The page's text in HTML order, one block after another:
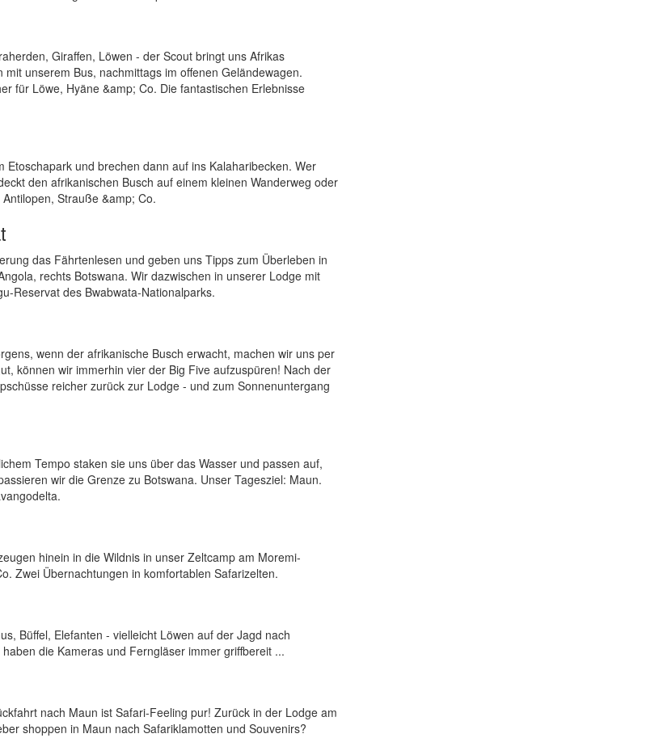
Giraffen, Löwen - der Scout bringt uns Afrikas
unserem Bus, nachmittags im offenen Geländewagen.
für Löwe, Hyäne &amp; Co. Die fantastischen Erlebnisse
und brechen dann auf ins Kalaharibecken. Wer
den afrikanischen Busch auf einem kleinen Wanderweg oder
Strauße &amp; Co.
das Fährtenlesen und geben uns Tipps zum Überleben in
rechts Botswana. Wir dazwischen in unserer Lodge mit
Reservat des Bwabwata-Nationalparks.
wenn der afrikanische Busch erwacht, machen wir uns per
können wir immerhin vier der Big Five aufzuspüren! Nach der
reicher zurück zur Lodge - und zum Sonnenuntergang
Tempo staken sie uns über das Wasser und passen auf,
wir die Grenze zu Botswana. Unser Tagesziel: Maun.
hinein in die Wildnis in unser Zeltcamp am Moremi-
Zwei Übernachtungen in komfortablen Safarizelten.
Büffel, Elefanten - vielleicht Löwen auf der Jagd nach
die Kameras und Ferngläser immer griffbereit ...
nach Maun ist Safari-Feeling pur! Zurück in der Lodge am
shoppen in Maun nach Safariklamotten und Souvenirs?